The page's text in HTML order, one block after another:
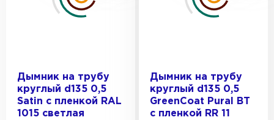
Дымник на трубу
круглый d135 0,5
Satin с пленкой RAL
1015 светлая
Дымник на трубу
круглый d135 0,5
GreenСoat Pural BT
с пленкой RR 11